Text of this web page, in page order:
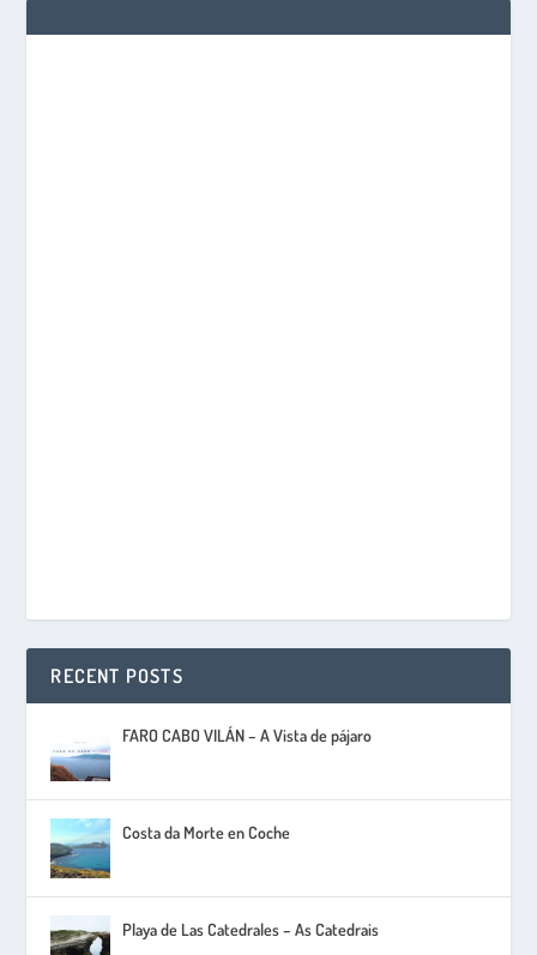
RECENT POSTS
FARO CABO VILÁN – A Vista de pájaro
Costa da Morte en Coche
Playa de Las Catedrales – As Catedrais